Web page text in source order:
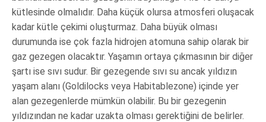
kütlesinde olmalıdır. Daha küçük olursa atmosferi oluşacak
kadar kütle çekimi oluşturmaz. Daha büyük olması
durumunda ise çok fazla hidrojen atomuna sahip olarak bir
gaz gezegen olacaktır. Yaşamın ortaya çıkmasının bir diğer
şartı ise sıvı sudur. Bir gezegende sıvı su ancak yıldızın
yaşam alanı (Goldilocks veya Habitablezone) içinde yer
alan gezegenlerde mümkün olabilir. Bu bir gezegenin
yıldızından ne kadar uzakta olması gerektiğini de belirler.